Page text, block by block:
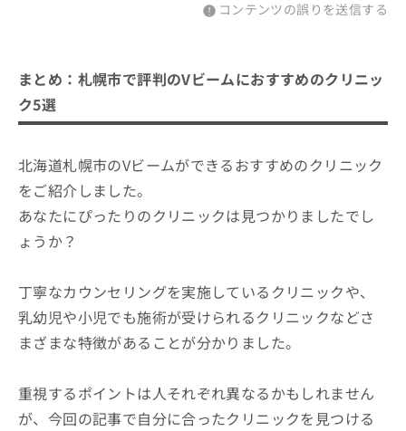
コンテンツの誤りを送信する
まとめ：札幌市で評判のVビームにおすすめのクリニッ
ク5選
北海道札幌市のVビームができるおすすめのクリニック
をご紹介しました。
あなたにぴったりのクリニックは見つかりましたでし
ょうか？
丁寧なカウンセリングを実施しているクリニックや、
乳幼児や小児でも施術が受けられるクリニックなどさ
まざまな特徴があることが分かりました。
重視するポイントは人それぞれ異なるかもしれません
が、今回の記事で自分に合ったクリニックを見つける